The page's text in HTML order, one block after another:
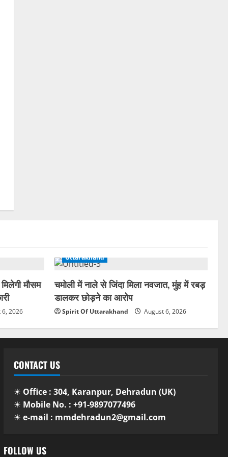
मौसम
2026
Uttarakhand
चमोली में नाले से जिंदा मिला नवजात, मुंह में रबड़
डालकर छोड़ने का आरोप
Spirit Of Uttarakhand August 6, 2026
CONTACT US
☀ Office : 304, Karanpur, Dehradun (UK)
☀ Mobile No. : +91-9897077496
☀ e-mail : mmdehradun2@gmail.com
FOLLOW US